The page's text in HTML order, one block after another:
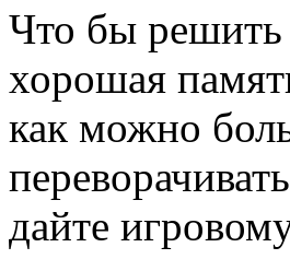
Что бы решить
хорошая
как можно
дайте